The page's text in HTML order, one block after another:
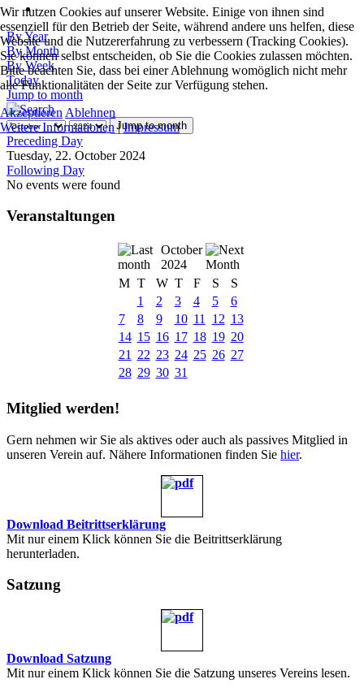
By Year
By Month
By Week
Today
Jump to month
Jump to month
Preceding Day
Tuesday, 22. October 2024
Following Day
No events were found
Veranstaltungen
October
2024
M T W T F S
S
1
2 3 4 5
6
7
8 9 10 11 12 13
14 15 16 17 18 19 20
21
22 23 24 25 26 27
28 29 30 31
Mitglied werden!
Gern nehmen wir Sie als aktives oder auch als passives Mitglied in
unseren Verein auf. Nähere Informationen finden Sie hier.
Download Beitrittserklärung
Mit nur einem Klick können Sie die Beitrittserklärung
herunterladen.
Satzung
Download Satzung
Mit nur einem Klick können Sie die Satzung unseres Vereins lesen.
Wir nutzen Cookies auf unserer Website. Einige von ihnen sind
essenziell für den Betrieb der Seite, während andere uns helfen, diese
Website und die Nutzererfahrung zu verbessern (Tracking Cookies).
Sie können selbst entscheiden, ob Sie die Cookies zulassen möchten.
Bitte beachten Sie, dass bei einer Ablehnung womöglich nicht mehr
alle Funktionalitäten der Seite zur Verfügung stehen.
Akzeptieren Ablehnen
Weitere Informationen|Impressum